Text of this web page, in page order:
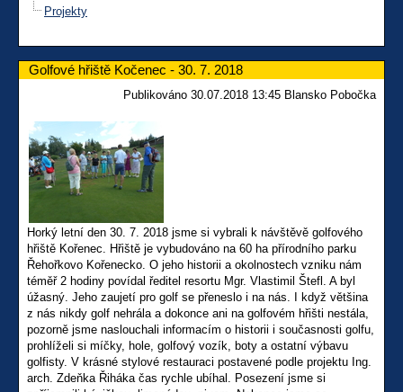
Projekty
Golfové hřiště Kočenec - 30. 7. 2018
Publikováno 30.07.2018 13:45 Blansko Pobočka
Horký letní den 30. 7. 2018 jsme si vybrali k návštěvě golfového
hřiště Kořenec. Hřiště je vybudováno na 60 ha přírodního parku
Řehořkovo Kořenecko. O jeho historii a okolnostech vzniku nám
téměř 2 hodiny povídal ředitel resortu Mgr. Vlastimil Štefl. A byl
úžasný. Jeho zaujetí pro golf se přeneslo i na nás. I když většina
z nás nikdy golf nehrála a dokonce ani na golfovém hřišti nestála,
pozorně jsme naslouchali informacím o historii i současnosti golfu,
prohlíželi si míčky, hole, golfový vozík, boty a ostatní výbavu
golfisty. V krásné stylové restauraci postavené podle projektu Ing.
arch. Zdeňka Řiháka čas rychle ubíhal. Posezení jsme si